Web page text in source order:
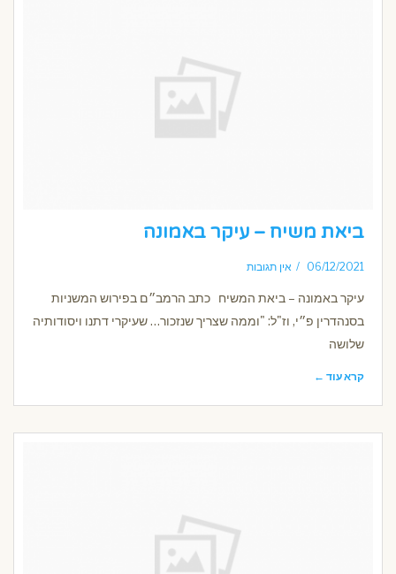
ביאת משיח – עיקר באמונה
06/12/2021 אין תגובות
עיקר באמונה – ביאת המשיח כתב הרמב״ם בפירוש המשניות
בסנהדרין פ״י, וז"ל: "וממה שצריך שנזכור… שעיקרי דתנו ויסודותיה
שלושה
קרא עוד ←